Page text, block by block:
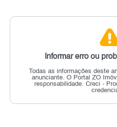
Informar erro ou
Todas as informações deste
anunciante. O Portal ZO
responsabilidade. Creci -